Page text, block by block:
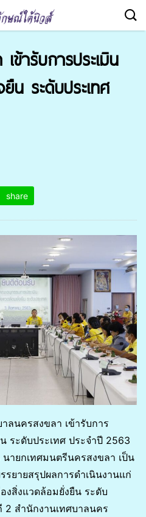
ข้ารับการประเมิน
น ระดับประเทศ
share
ลนครสงขลา เข้ารับการ
ระดับประเทศ ประจำปี 2563
ายกเทศมนตรีนครสงขลา เป็น
ยายสรุปผลการดำเนินงานแก่
งสิ่งแวดล้อมยั่งยืน ระดับ
สำนักงานเทศบาลนคร